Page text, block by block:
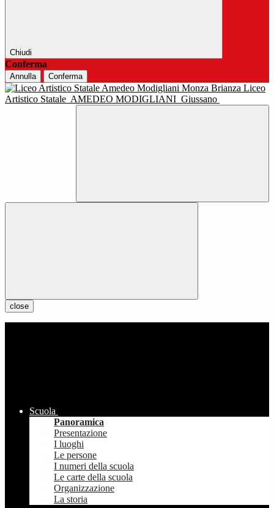
Chiudi
Conferma
Annulla Conferma
Liceo
Artistico Statale AMEDEO MODIGLIANI Giussano
close
Scuola
Panoramica
Presentazione
I luoghi
Le persone
I numeri della scuola
Le carte della scuola
Organizzazione
La storia